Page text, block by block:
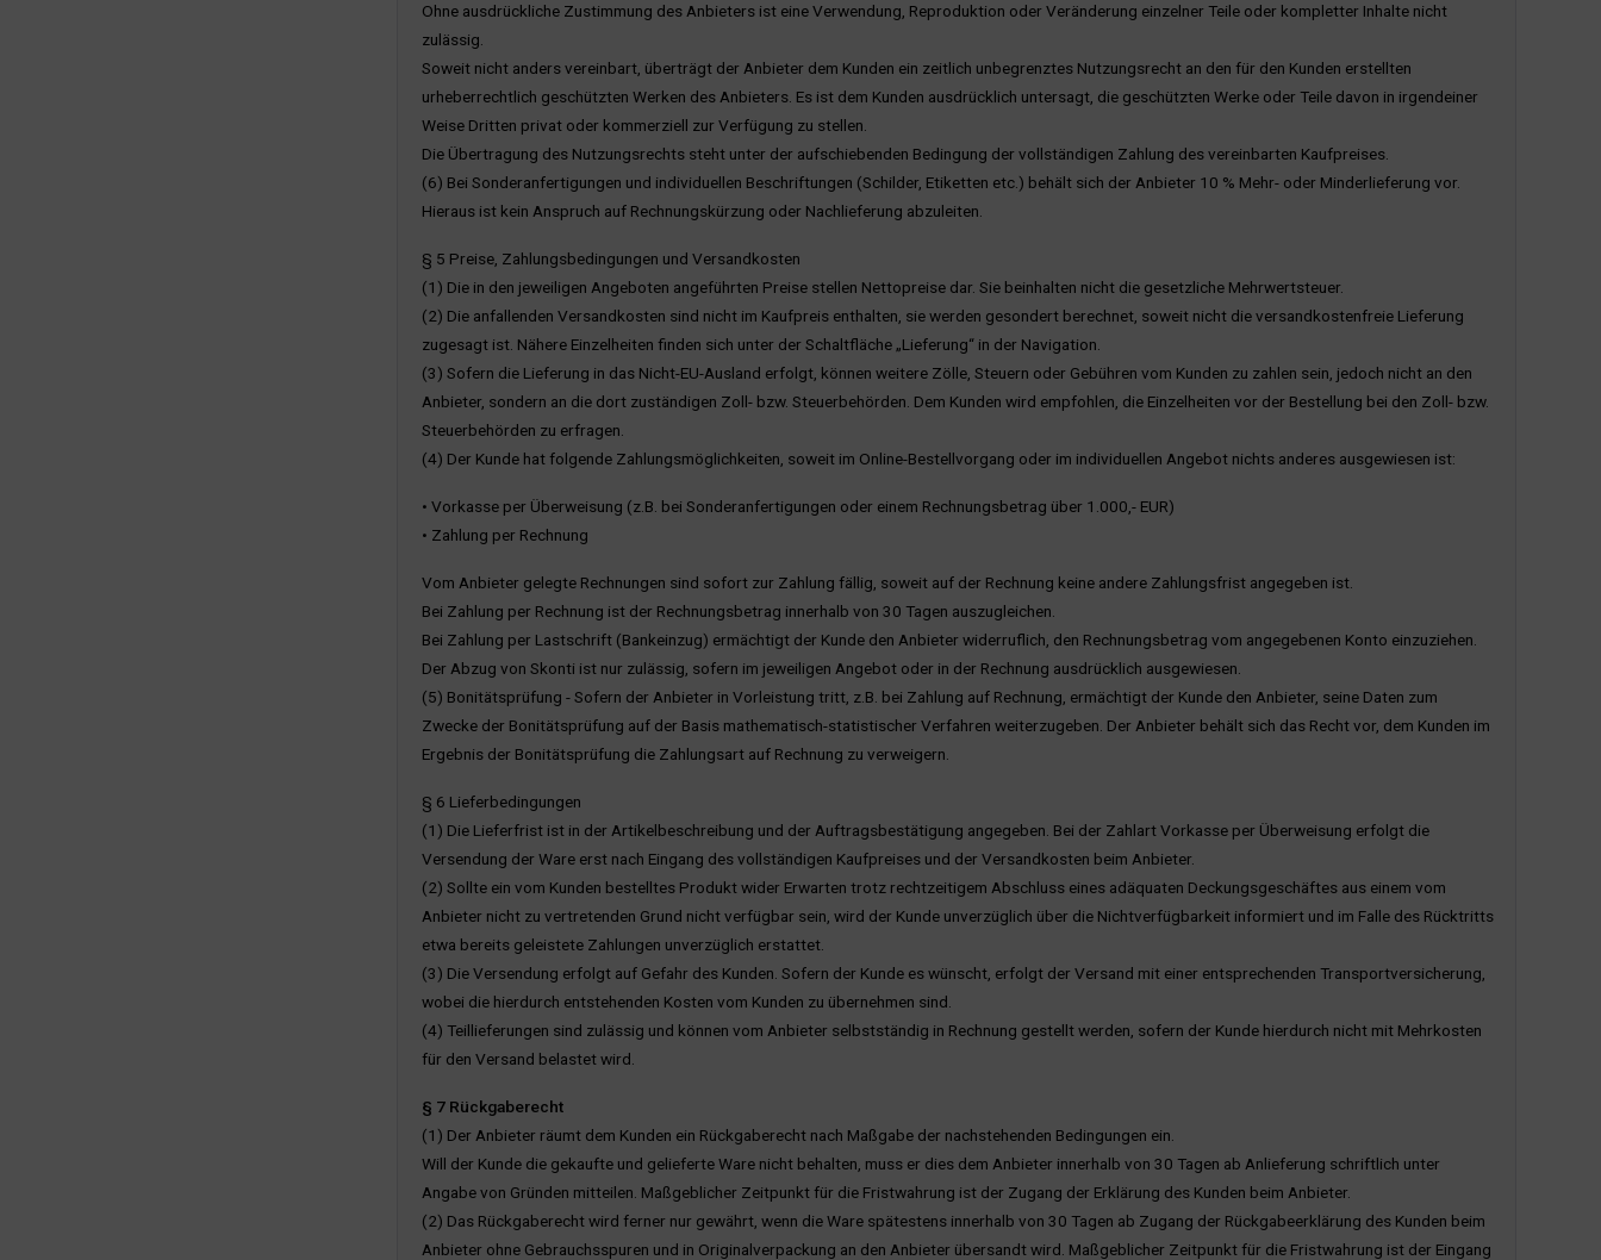
Ohne ausdrückliche Zustimmung des Anbieters ist eine Verwendung, Reproduktion oder Veränderung einzelner Teile oder kompletter Inhalte nicht
zulässig.
Soweit nicht anders vereinbart, überträgt der Anbieter dem Kunden ein zeitlich unbegrenztes Nutzungsrecht an den für den Kunden erstellten
urheberrechtlich geschützten Werken des Anbieters. Es ist dem Kunden ausdrücklich untersagt, die geschützten Werke oder Teile davon in irgendeiner
Weise Dritten privat oder kommerziell zur Verfügung zu stellen.
Die Übertragung des Nutzungsrechts steht unter der aufschiebenden Bedingung der vollständigen Zahlung des vereinbarten Kaufpreises.
(6) Bei Sonderanfertigungen und individuellen Beschriftungen (Schilder, Etiketten etc.) behält sich der Anbieter 10 % Mehr- oder Minderlieferung vor.
Hieraus ist kein Anspruch auf Rechnungskürzung oder Nachlieferung abzuleiten.
§ 5 Preise, Zahlungsbedingungen und Versandkosten
(1) Die in den jeweiligen Angeboten angeführten Preise stellen Nettopreise dar. Sie beinhalten nicht die gesetzliche Mehrwertsteuer.
(2) Die anfallenden Versandkosten sind nicht im Kaufpreis enthalten, sie werden gesondert berechnet, soweit nicht die versandkostenfreie Lieferung
zugesagt ist. Nähere Einzelheiten finden sich unter der Schaltfläche „Lieferung“ in der Navigation.
(3) Sofern die Lieferung in das Nicht-EU-Ausland erfolgt, können weitere Zölle, Steuern oder Gebühren vom Kunden zu zahlen sein, jedoch nicht an den
Anbieter, sondern an die dort zuständigen Zoll- bzw. Steuerbehörden. Dem Kunden wird empfohlen, die Einzelheiten vor der Bestellung bei den Zoll- bzw.
Steuerbehörden zu erfragen.
(4) Der Kunde hat folgende Zahlungsmöglichkeiten, soweit im Online-Bestellvorgang oder im individuellen Angebot nichts anderes ausgewiesen ist:
• Vorkasse per Überweisung (z.B. bei Sonderanfertigungen oder einem Rechnungsbetrag über 1.000,- EUR)
• Zahlung per Rechnung
Vom Anbieter gelegte Rechnungen sind sofort zur Zahlung fällig, soweit auf der Rechnung keine andere Zahlungsfrist angegeben ist.
Bei Zahlung per Rechnung ist der Rechnungsbetrag innerhalb von 30 Tagen auszugleichen.
Bei Zahlung per Lastschrift (Bankeinzug) ermächtigt der Kunde den Anbieter widerruflich, den Rechnungsbetrag vom angegebenen Konto einzuziehen.
Der Abzug von Skonti ist nur zulässig, sofern im jeweiligen Angebot oder in der Rechnung ausdrücklich ausgewiesen.
(5) Bonitätsprüfung - Sofern der Anbieter in Vorleistung tritt, z.B. bei Zahlung auf Rechnung, ermächtigt der Kunde den Anbieter, seine Daten zum
Zwecke der Bonitätsprüfung auf der Basis mathematisch-statistischer Verfahren weiterzugeben. Der Anbieter behält sich das Recht vor, dem Kunden im
Ergebnis der Bonitätsprüfung die Zahlungsart auf Rechnung zu verweigern.
§ 6 Lieferbedingungen
(1) Die Lieferfrist ist in der Artikelbeschreibung und der Auftragsbestätigung angegeben. Bei der Zahlart Vorkasse per Überweisung erfolgt die
Versendung der Ware erst nach Eingang des vollständigen Kaufpreises und der Versandkosten beim Anbieter.
(2) Sollte ein vom Kunden bestelltes Produkt wider Erwarten trotz rechtzeitigem Abschluss eines adäquaten Deckungsgeschäftes aus einem vom
Anbieter nicht zu vertretenden Grund nicht verfügbar sein, wird der Kunde unverzüglich über die Nichtverfügbarkeit informiert und im Falle des Rücktritts
etwa bereits geleistete Zahlungen unverzüglich erstattet.
(3) Die Versendung erfolgt auf Gefahr des Kunden. Sofern der Kunde es wünscht, erfolgt der Versand mit einer entsprechenden Transportversicherung,
wobei die hierdurch entstehenden Kosten vom Kunden zu übernehmen sind.
(4) Teillieferungen sind zulässig und können vom Anbieter selbstständig in Rechnung gestellt werden, sofern der Kunde hierdurch nicht mit Mehrkosten
für den Versand belastet wird.
§ 7 Rückgaberecht
(1) Der Anbieter räumt dem Kunden ein Rückgaberecht nach Maßgabe der nachstehenden Bedingungen ein.
Will der Kunde die gekaufte und gelieferte Ware nicht behalten, muss er dies dem Anbieter innerhalb von 30 Tagen ab Anlieferung schriftlich unter
Angabe von Gründen mitteilen. Maßgeblicher Zeitpunkt für die Fristwahrung ist der Zugang der Erklärung des Kunden beim Anbieter.
(2) Das Rückgaberecht wird ferner nur gewährt, wenn die Ware spätestens innerhalb von 30 Tagen ab Zugang der Rückgabeerklärung des Kunden beim
Anbieter ohne Gebrauchsspuren und in Originalverpackung an den Anbieter übersandt wird. Maßgeblicher Zeitpunkt für die Fristwahrung ist der Eingang